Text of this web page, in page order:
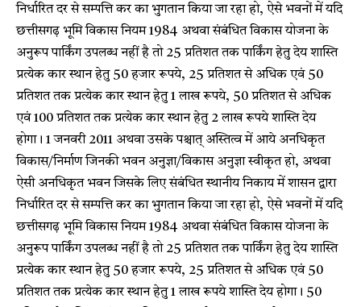
निर्धारित दर से सम्पत्ति कर का भुगतान किया जा रहा हो, ऐसे भवनों में यदि
छत्तीसगढ़ भूमि विकास नियम 1984 अथवा संबंधित विकास योजना के
अनुरूप पार्किंग उपलब्ध नहीं है तो 25 प्रतिशत तक पार्किंग हेतु देय शास्ति
प्रत्येक कार स्थान हेतु 50 हजार रूपये, 25 प्रतिशत से अधिक एवं 50
प्रतिशत तक प्रत्येक कार स्थान हेतु 1 लाख रूपये, 50 प्रतिशत से अधिक
एवं 100 प्रतिशत तक प्रत्येक कार स्थान हेतु 2 लाख रूपये शास्ति देय
होगा। 1 जनवरी 2011 अथवा उसके पश्चात् अस्तित्व में आये अनधिकृत
विकास/निर्माण जिनकी भवन अनुज्ञा/विकास अनुज्ञा स्वीकृत हो, अथवा
ऐसी अनधिकृत भवन जिसके लिए संबंधित स्थानीय निकाय में शासन द्वारा
निर्धारित दर से सम्पत्ति कर का भुगतान किया जा रहा हो, ऐसे भवनों में यदि
छत्तीसगढ़ भूमि विकास नियम 1984 अथवा संबंधित विकास योजना के
अनुरूप पार्किंग उपलब्ध नहीं है तो 25 प्रतिशत तक पार्किंग हेतु देय शास्ति
प्रत्येक कार स्थान हेतु 50 हजार रूपये, 25 प्रतिशत से अधिक एवं 50
प्रतिशत तक प्रत्येक कार स्थान हेतु 1 लाख रूपये शास्ति देय होगा। 50